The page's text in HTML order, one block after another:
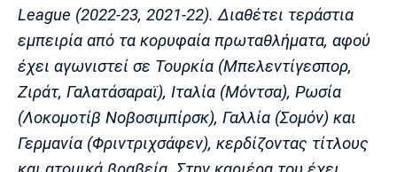
Ίντερ Μίλαν Μπάγερν
League (2022-23, 2021-22). Διαθέτει τεράστια
εμπειρία από τα κορυφαία πρωταθλήματα, αφού
έχει αγωνιστεί σε Τουρκία (Μπελεντίγεσπορ,
Ζιράτ, Γαλατάσαραϊ), Ιταλία (Μόντσα), Ρωσία
(Λοκομοτίβ Νοβοσιμπίρσκ), Γαλλία (Σομόν) και
Γερμανία (Φριντριχσάφεν), κερδίζοντας τίτλους